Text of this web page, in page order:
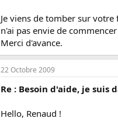
Je viens de tomber sur
n'ai pas envie de
Merci d'avance.
22 Octobre 2009
Re : Besoin d'aide, je suis
Hello, Renaud !